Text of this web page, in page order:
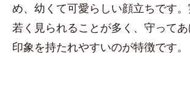
め、幼くて可愛らしい顔立ちです
若く見られることが多く、守って
印象を持たれやすいのが特徴です。